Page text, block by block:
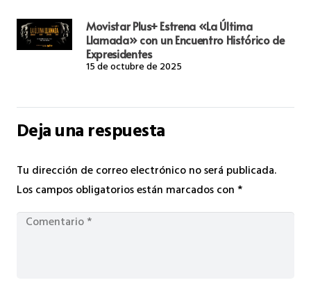
Movistar Plus+ Estrena «La Última
Llamada» con un Encuentro Histórico de
Expresidentes
15 de octubre de 2025
Deja una respuesta
Tu dirección de correo electrónico no será publicada.
Los campos obligatorios están marcados con*